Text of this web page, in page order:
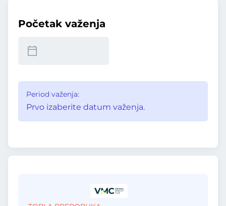
Početak važenja
Period važenja:
Prvo izaberite datum važenja.